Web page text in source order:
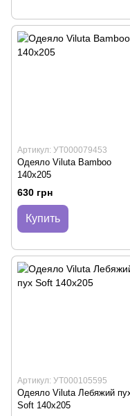
Артикул: УТ000079453
Одеяло Viluta Bamboo
140х205
630 грн
Купить
Артикул: УТ000105595
Одеяло Viluta Лебяжий
Soft 140х205